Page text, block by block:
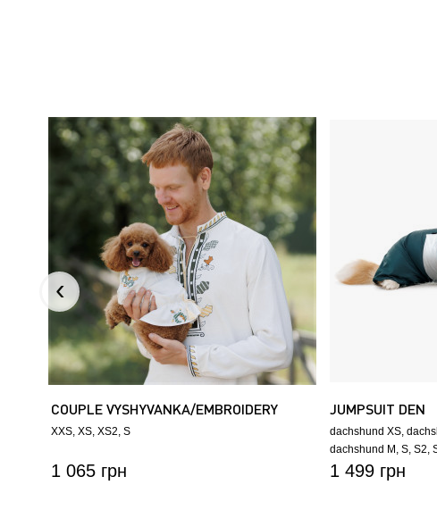
COUPLE VYSHYVANKA/EMBROIDERY
MARYANA
XXS XS XS2 S
1 065 грн
JUMPSUIT DEN
dachshund XS
dachshund M S S2
коргі
1 499 грн